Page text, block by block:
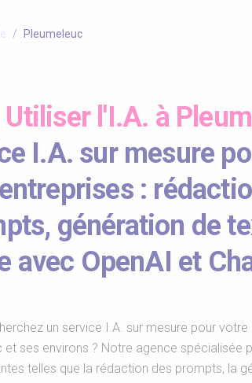
Pleumeleuc
Utiliser l'I.A. à
I.A. sur mesure
entreprises :
génération de
avec OpenAI et
un service I.A. sur mesure pour votre
et ses environs ? Notre agence spécialisée
telles que la rédaction des prompts, la